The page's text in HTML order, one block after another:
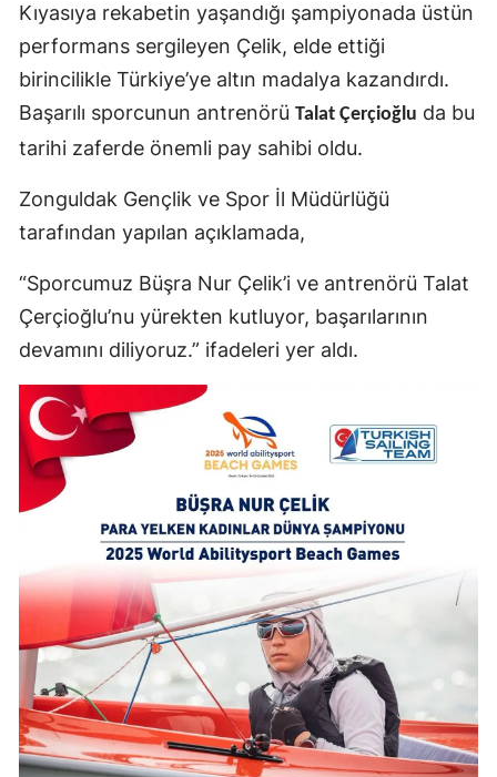
Kıyasıya rekabetin yaşandığı şampiyonada üstün
performans sergileyen Çelik, elde ettiği
birincilikle Türkiye’ye altın madalya kazandırdı.
Başarılı sporcunun antrenörü Talat Çerçioğlu da bu
tarihi zaferde önemli pay sahibi oldu.
Zonguldak Gençlik ve Spor İl Müdürlüğü
tarafından yapılan açıklamada,
“Sporcumuz Büşra Nur Çelik’i ve antrenörü Talat
Çerçioğlu’nu yürekten kutluyor, başarılarının
devamını diliyoruz.” ifadeleri yer aldı.